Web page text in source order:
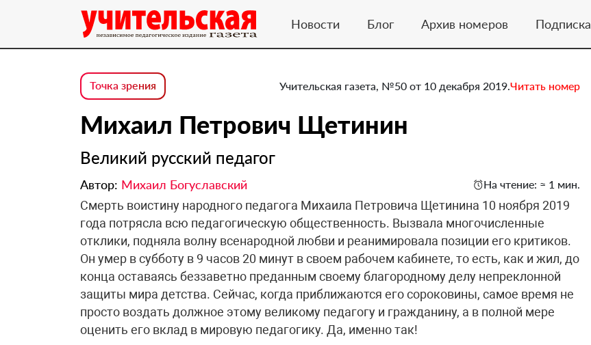
Новости Блог Архив номеров Подписка
Точка зрения Учительская газета, №50 от 10 декабря 2019.Читать номер
Михаил Петрович Щетинин
Великий русский педагог
Автор: Михаил Богуславский На чтение: ≈ 1 мин.
Смерть воистину народного педагога Михаила Петровича Щетинина 10 ноября 2019
года потрясла всю педагогическую общественность. Вызвала многочисленные
отклики, подняла волну всенародной любви и реанимировала позиции его критиков.
Он умер в субботу в 9 часов 20 минут в своем рабочем кабинете, то есть, как и жил, до
конца оставаясь беззаветно преданным своему благородному делу непреклонной
защиты мира детства. Сейчас, когда приближаются его сороковины, самое время не
просто воздать должное этому великому педагогу и гражданину, а в полной мере
оценить его вклад в мировую педагогику. Да, именно так!